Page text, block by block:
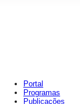
Portal
Programas
Publicações